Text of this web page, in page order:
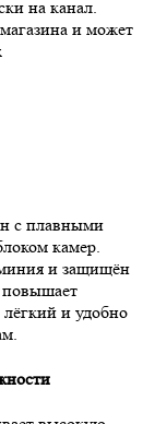
на канал.
и может
с плавными
камер.
и защищён
повышает
и удобно